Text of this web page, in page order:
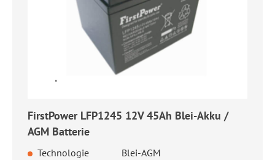
FirstPower LFP1245 12V 45Ah Blei-Akku /
AGM Batterie
Technologie
Blei-AGM